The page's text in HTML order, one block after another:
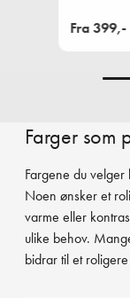
Fra 399,-
Farger som
Fargene du
Noen ønsker et
varme eller
ulike behov.
bidrar til et